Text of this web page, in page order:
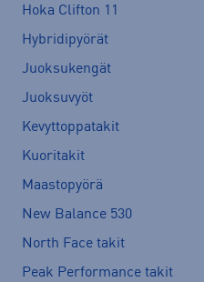
Hoka Clifton 11
Hybridipyörät
Juoksukengät
Juoksuvyöt
Kevyttoppatakit
Kuoritakit
Maastopyörä
New Balance 530
North Face takit
Peak Performance takit